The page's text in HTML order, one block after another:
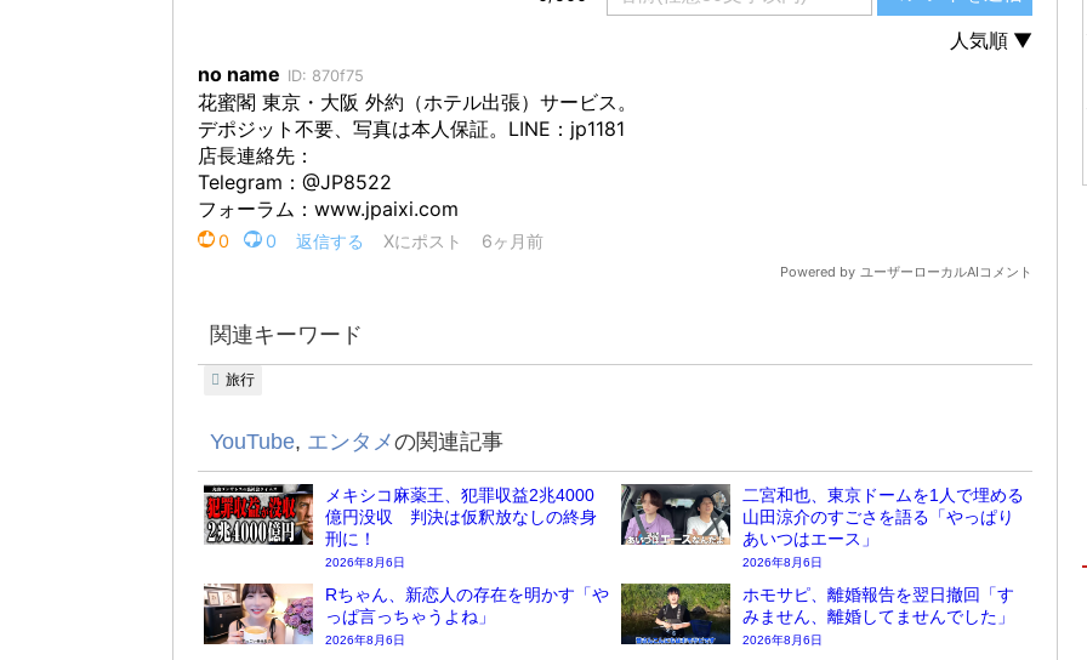
関連キーワード
旅行
YouTube, エンタメの関連記事
メキシコ麻薬王、犯罪収益2兆4000
億円没収 判決は仮釈放なしの終身
刑に！
2026年8月6日
二宮和也、東京ドームを1人で埋める
山田涼介のすごさを語る「やっぱり
あいつはエース」
2026年8月6日
Rちゃん、新恋人の存在を明かす「や
っぱ言っちゃうよね」
2026年8月6日
ホモサピ、離婚報告を翌日撤回「す
みません、離婚してませんでした」
2026年8月6日